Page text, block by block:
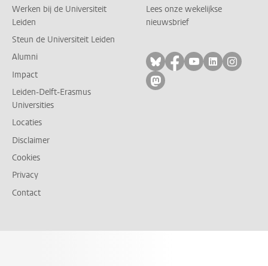
Werken bij de Universiteit
Leiden
Steun de Universiteit Leiden
Alumni
Impact
Leiden-Delft-Erasmus
Universities
Locaties
Disclaimer
Cookies
Privacy
Contact
Lees onze wekelijkse
nieuwsbrief
Volg ons op bluesky
Volg ons op
Volg ons op
Volg ons
Volg
Volg ons op mastodon